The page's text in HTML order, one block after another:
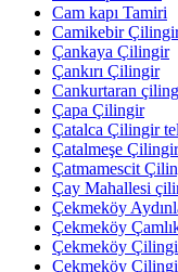
Cam kapı Tamiri
Camikebir
Çankaya Çilingir
Çankırı Çilingir
Cankurtaran
Çapa Çilingir
Çatalca Çilingir
Çatalmeşe Çilingir
Çatmamescit
Çay Mahallesi
Çekmeköy
Çekmeköy
Çekmeköy
Çekmeköy